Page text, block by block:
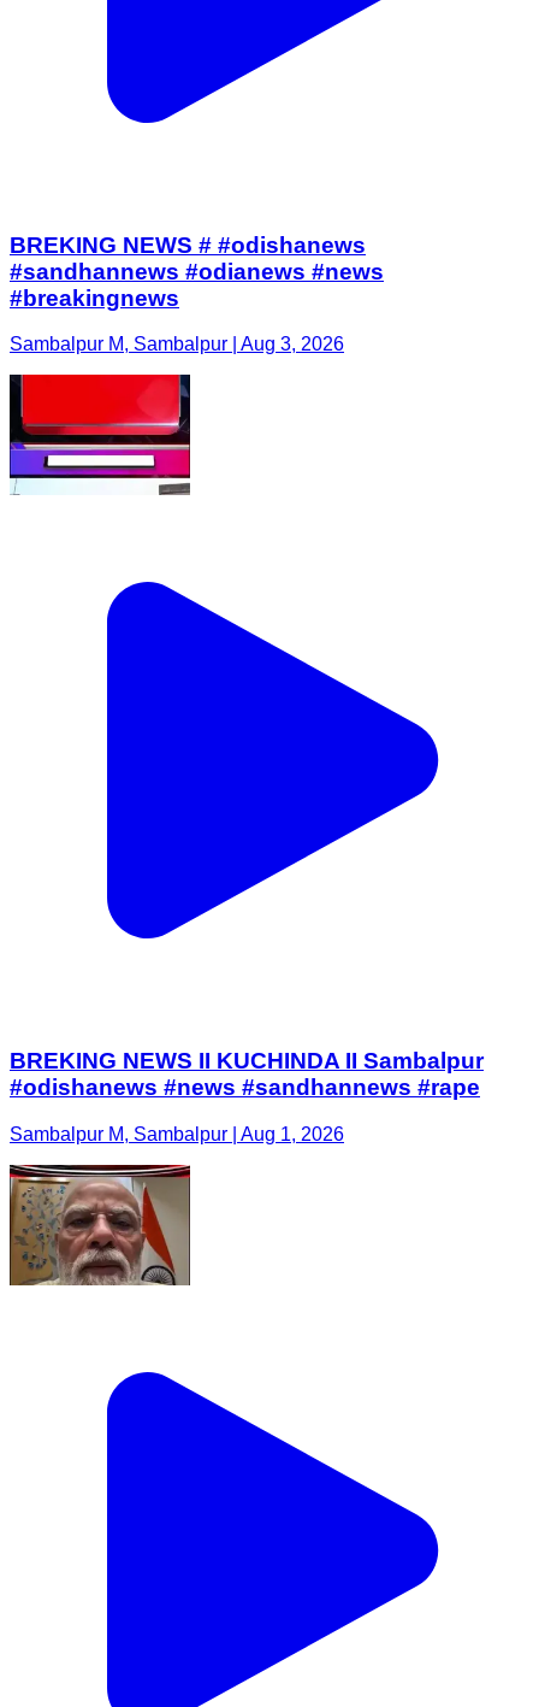
BREKING NEWS # #odishanews
#sandhannews #odianews #news
#breakingnews
Sambalpur M, Sambalpur | Aug 3, 2026
BREKING NEWS II KUCHINDA II Sambalpur
#odishanews #news #sandhannews #rape
Sambalpur M, Sambalpur | Aug 1, 2026